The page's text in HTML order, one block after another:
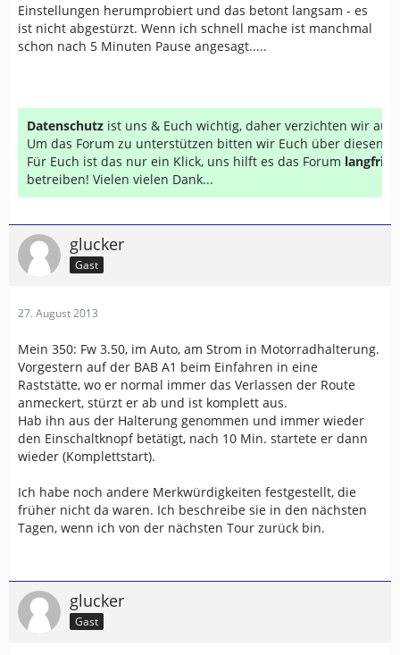
Einstellungen herumprobiert und das betont langsam - es
ist nicht abgestürzt. Wenn ich schnell mache ist manchmal
schon nach 5 Minuten Pause angesagt.....
Datenschutz ist uns & Euch wichtig, daher verzichten wir auf
Um das Forum zu unterstützen bitten wir Euch über diesen
Für Euch ist das nur ein Klick, uns hilft es das Forum
betreiben! Vielen vielen Dank...
glucker
Gast
27. August 2013
Mein 350: Fw 3.50, im Auto, am Strom in Motorradhalterung.
Vorgestern auf der BAB A1 beim Einfahren in eine
Raststätte, wo er normal immer das Verlassen der Route
anmeckert, stürzt er ab und ist komplett aus.
Hab ihn aus der Halterung genommen und immer wieder
den Einschaltknopf betätigt, nach 10 Min. startete er dann
wieder (Komplettstart).
Ich habe noch andere Merkwürdigkeiten festgestellt, die
früher nicht da waren. Ich beschreibe sie in den nächsten
Tagen, wenn ich von der nächsten Tour zurück bin.
glucker
Gast